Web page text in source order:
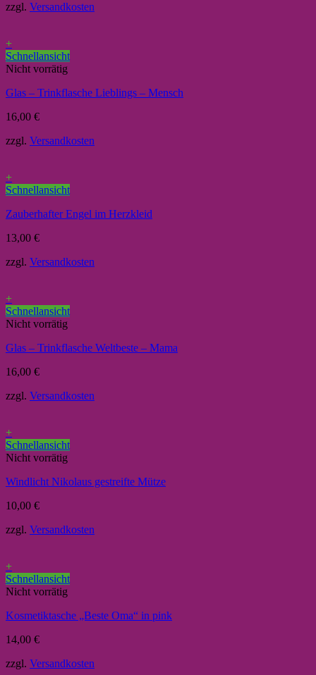
zzgl. Versandkosten
+
Schnellansicht
Nicht vorrätig
Glas – Trinkflasche Lieblings – Mensch
16,00 €
zzgl. Versandkosten
+
Schnellansicht
Zauberhafter Engel im Herzkleid
13,00 €
zzgl. Versandkosten
+
Schnellansicht
Nicht vorrätig
Glas – Trinkflasche Weltbeste – Mama
16,00 €
zzgl. Versandkosten
+
Schnellansicht
Nicht vorrätig
Windlicht Nikolaus gestreifte Mütze
10,00 €
zzgl. Versandkosten
+
Schnellansicht
Nicht vorrätig
Kosmetiktasche „Beste Oma“ in pink
14,00 €
zzgl. Versandkosten